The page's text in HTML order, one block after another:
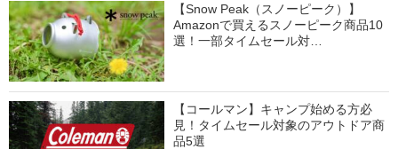
【Snow Peak（スノーピーク）】
Amazonで買えるスノーピーク商品10
選！一部タイムセール対…
【コールマン】キャンプ始める方必
見！タイムセール対象のアウトドア商
品5選